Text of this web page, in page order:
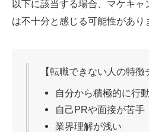
以下に該当する場合、マケキ
は不十分と感じる可能性があり
【転職できない人の特徴
自分から積極的に行
自己PRや面接が苦手
業界理解が浅い